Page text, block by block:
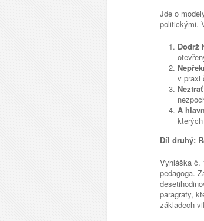
Jde o
politickými.
Dodrž
v praxi
A
Díl druhý:
Vyhláška č.
pedagoga.
paragrafy,
základech